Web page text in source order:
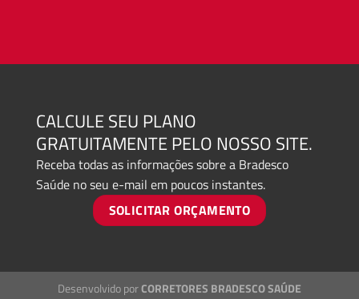
CALCULE SEU PLANO
GRATUITAMENTE PELO NOSSO SITE.
Receba todas as informações sobre a Bradesco
Saúde no seu e-mail em poucos instantes.
SOLICITAR ORÇAMENTO
Desenvolvido porCORRETORES BRADESCO SAÚDE